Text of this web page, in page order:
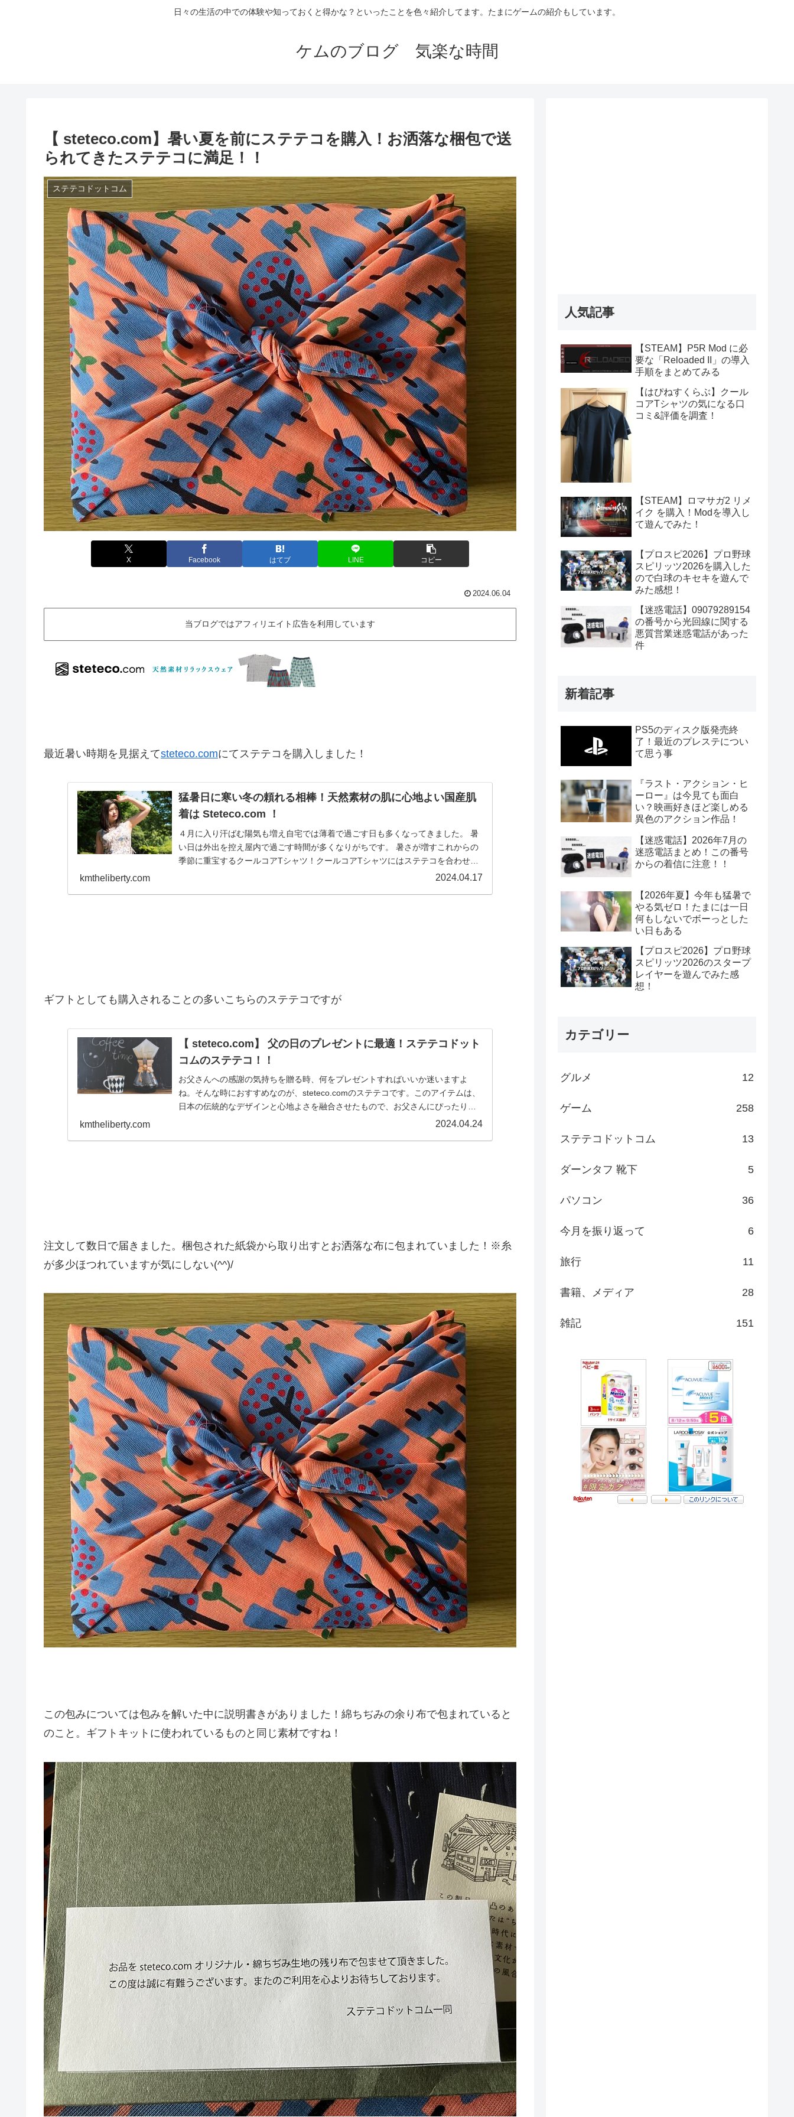
日々の生活の中での体験や知っておくと得かな？といったことを色々紹介してます。たまにゲームの紹介もしています。
ケムのブログ 気楽な時間
【 steteco.com】暑い夏を前にステテコを購入！お洒落な梱包で送
られてきたステテコに満足！！
ステテコドットコム
X Facebook はてブ LINE コピー
2024.06.04
当ブログではアフィリエイト広告を利用しています
最近暑い時期を見据えてsteteco.comにてステテコを購入しました！
猛暑日に寒い冬の頼れる相棒！天然素材の肌に心地よい国産肌
着は Steteco.com ！
４月に入り汗ばむ陽気も増え自宅では薄着で過ごす日も多くなってきました。 暑
い日は外出を控え屋内で過ごす時間が多くなりがちです。 暑さが増すこれからの
季節に重宝するクールコアTシャツ！クールコアTシャツにはステテコを合わせる
kmtheliberty.com 2024.04.17
ギフトとしても購入されることの多いこちらのステテコですが
【 steteco.com】 父の日のプレゼントに最適！ステテコドット
コムのステテコ！！
お父さんへの感謝の気持ちを贈る時、何をプレゼントすればいいか迷いますよ
ね。そんな時におすすめなのが、steteco.comのステテコです。このアイテムは、
日本の伝統的なデザインと心地よさを融合させたもので、お父さんにぴったりの
kmtheliberty.com 2024.04.24
注文して数日で届きました。梱包された紙袋から取り出すとお洒落な布に包まれていました！※糸
が多少ほつれていますが気にしない(^^)/
この包みについては包みを解いた中に説明書きがありました！綿ちぢみの余り布で包まれていると
のこと。ギフトキットに使われているものと同じ素材ですね！
人気記事
【STEAM】P5R Mod に必
要な「Reloaded II」の導入
手順をまとめてみる
【はぴねすくらぶ】クール
コアTシャツの気になる口
コミ&評価を調査！
【STEAM】ロマサガ2 リメ
イク を購入！Modを導入し
て遊んでみた！
【プロスピ2026】プロ野球
スピリッツ2026を購入した
ので白球のキセキを遊んで
みた感想！
【迷惑電話】09079289154
の番号から光回線に関する
悪質営業迷惑電話があった
件
新着記事
PS5のディスク版発売終
了！最近のプレステについ
て思う事
『ラスト・アクション・ヒ
ーロー』は今見ても面白
い？映画好きほど楽しめる
異色のアクション作品！
【迷惑電話】2026年7月の
迷惑電話まとめ！この番号
からの着信に注意！！
【2026年夏】今年も猛暑で
やる気ゼロ！たまには一日
何もしないでボーっとした
い日もある
【プロスピ2026】プロ野球
スピリッツ2026のスタープ
レイヤーを遊んでみた感
想！
カテゴリー
グルメ 12
ゲーム 258
ステテコドットコム 13
ダーンタフ 靴下 5
パソコン 36
今月を振り返って 6
旅行 11
書籍、メディア 28
雑記 151